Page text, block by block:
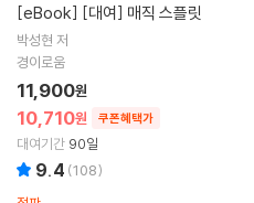
[eBook] [대여] 매직 스플릿
박성현 저
경이로움
10,710원 쿠폰혜택가
11,900원
대여기간 90일
9.4 (108)